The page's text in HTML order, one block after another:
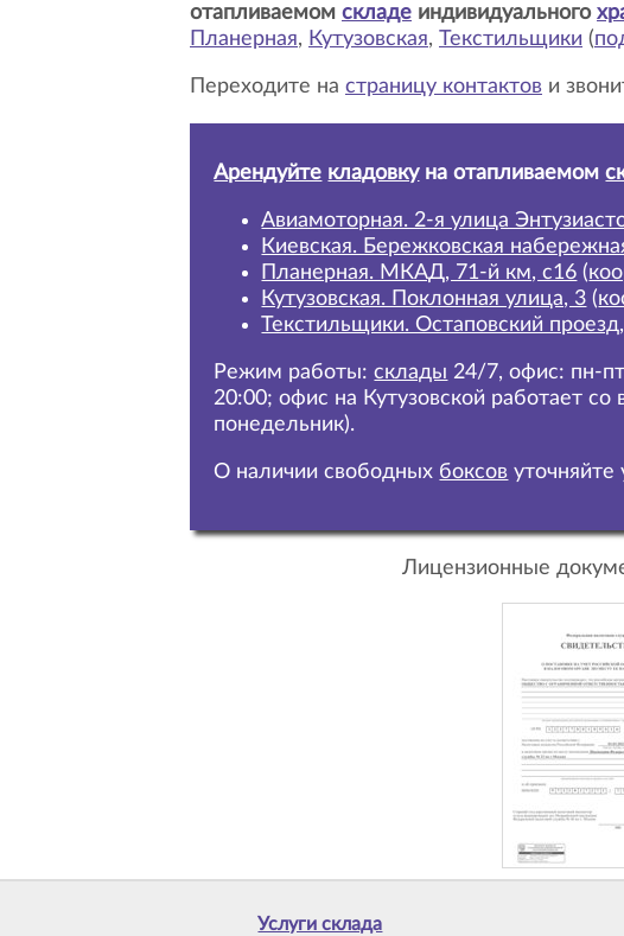
отапливаемом складе индивидуального
Планерная, Кутузовская, Текстильщики (
Переходите на страницу контактов и
Арендуйте кладовкуна отапливаемом
Авиамоторная. 2-я улица
Киевская. Бережковская
Планерная. МКАД, 71-й км, с16 (
Кутузовская. Поклонная улица, 3 (
Текстильщики. Остаповский
Режим работы:склады 24/7,офис: пн-
20:00; офис на Кутузовской работает
понедельник).
О наличии свободных боксов
Лицензионные
Услуги склада